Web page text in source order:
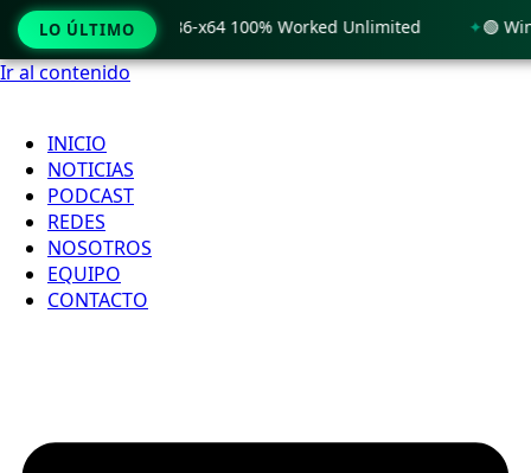
Ir al contenido
INICIO
NOTICIAS
PODCAST
REDES
NOSOTROS
EQUIPO
CONTACTO
LO ÚLTIMO
11 x86-x64 100% Worked Unlimited 🟢 WinRAR